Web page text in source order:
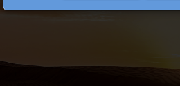
LA SCUOLA